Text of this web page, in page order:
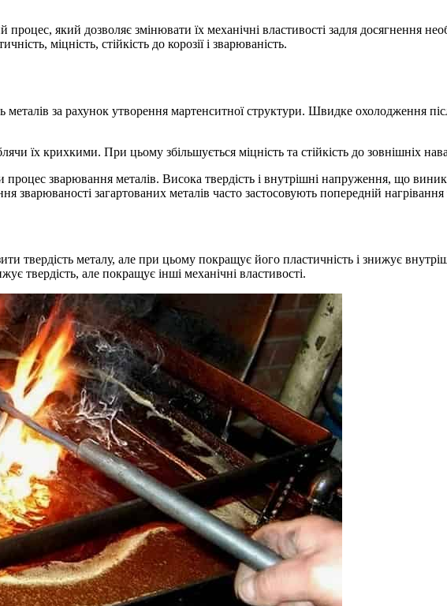
який дозволяє змінювати їх механічні властивості задля досягнення
міцність, стійкість до корозії і зварюваність.
металів за рахунок утворення мартенситної структури. Швидке охолодження
їх крихкими. При цьому збільшується міцність та стійкість до зовнішніх
процес зварювання металів. Висока твердість і внутрішні напруження, що
зварюваності загартованих металів часто застосовують попередній нагрівання
твердість металу, але при цьому покращує його пластичність і знижує
твердість, але покращує інші механічні властивості.